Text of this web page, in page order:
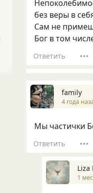
без веры в
Сам не
Бог в том
Ответить
family
4 года
Мы частички
Ответить
Liza
1